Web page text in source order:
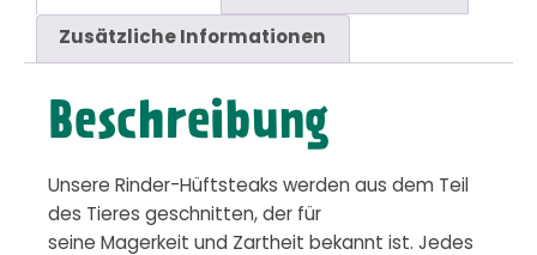
Zusätzliche Informationen
Beschreibung
Unsere Rinder-Hüftsteaks werden aus dem Teil
des Tieres geschnitten, der für
seine Magerkeit und Zartheit bekannt ist. Jedes